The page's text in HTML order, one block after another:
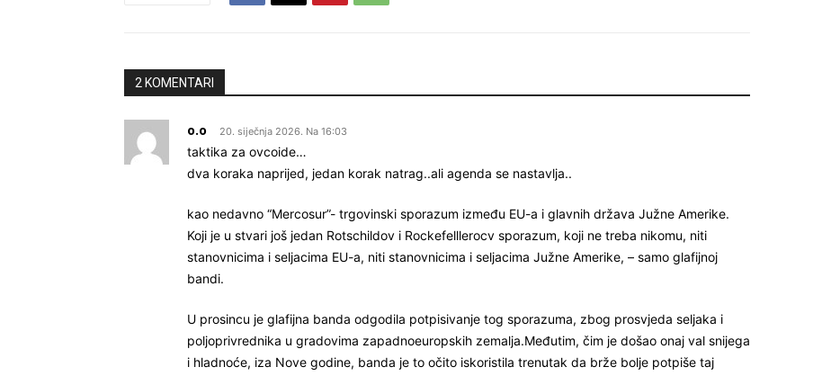
2 KOMENTARI
o.o 20. siječnja 2026. Na 16:03
taktika za ovcoide…
dva koraka naprijed, jedan korak natrag..ali agenda se nastavlja..
kao nedavno “Mercosur”- trgovinski sporazum između EU-a i glavnih država Južne Amerike.
Koji je u stvari još jedan Rotschildov i Rockefelllerocv sporazum, koji ne treba nikomu, niti
stanovnicima i seljacima EU-a, niti stanovnicima i seljacima Južne Amerike, – samo glafijnoj
bandi.
U prosincu je glafijna banda odgodila potpisivanje tog sporazuma, zbog prosvjeda seljaka i
poljoprivrednika u gradovima zapadnoeuropskih zemalja.Međutim, čim je došao onaj val snijega
i hladnoće, iza Nove godine, banda je to očito iskoristila trenutak da brže bolje potpiše taj